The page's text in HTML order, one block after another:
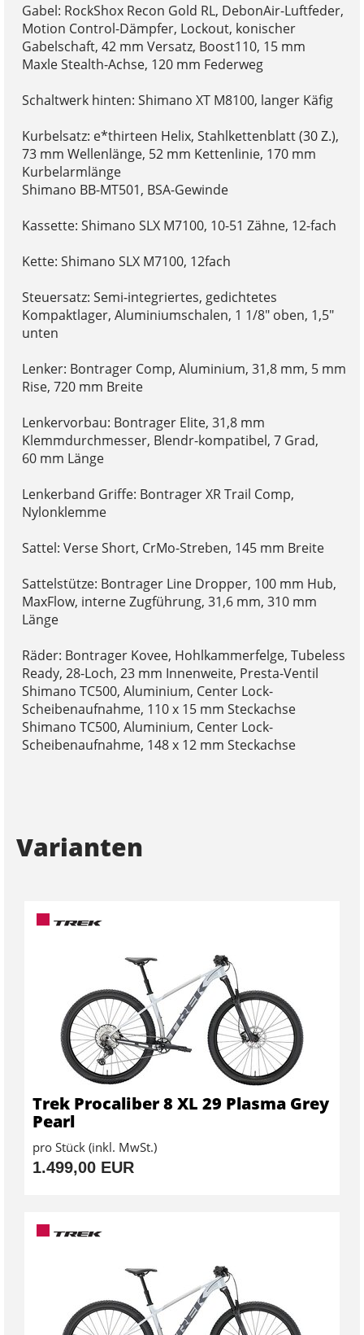
Gabel: RockShox Recon Gold RL, DebonAir-Luftfeder,
Motion Control-Dämpfer, Lockout, konischer
Gabelschaft, 42 mm Versatz, Boost110, 15 mm
Maxle Stealth-Achse, 120 mm Federweg
Schaltwerk hinten: Shimano XT M8100, langer Käfig
Kurbelsatz: e*thirteen Helix, Stahlkettenblatt (30 Z.),
73 mm Wellenlänge, 52 mm Kettenlinie, 170 mm
Kurbelarmlänge
Shimano BB-MT501, BSA-Gewinde
Kassette: Shimano SLX M7100, 10-51 Zähne, 12-fach
Kette: Shimano SLX M7100, 12fach
Steuersatz: Semi-integriertes, gedichtetes
Kompaktlager, Aluminiumschalen, 1 1/8" oben, 1,5"
unten
Lenker: Bontrager Comp, Aluminium, 31,8 mm, 5 mm
Rise, 720 mm Breite
Lenkervorbau: Bontrager Elite, 31,8 mm
Klemmdurchmesser, Blendr-kompatibel, 7 Grad,
60 mm Länge
Lenkerband Griffe: Bontrager XR Trail Comp,
Nylonklemme
Sattel: Verse Short, CrMo-Streben, 145 mm Breite
Sattelstütze: Bontrager Line Dropper, 100 mm Hub,
MaxFlow, interne Zugführung, 31,6 mm, 310 mm
Länge
Räder: Bontrager Kovee, Hohlkammerfelge, Tubeless
Ready, 28-Loch, 23 mm Innenweite, Presta-Ventil
Shimano TC500, Aluminium, Center Lock-
Scheibenaufnahme, 110 x 15 mm Steckachse
Shimano TC500, Aluminium, Center Lock-
Scheibenaufnahme, 148 x 12 mm Steckachse
Varianten
Trek Procaliber 8 XL 29 Plasma Grey
Pearl
pro Stück (inkl. MwSt.)
1.499,00 EUR